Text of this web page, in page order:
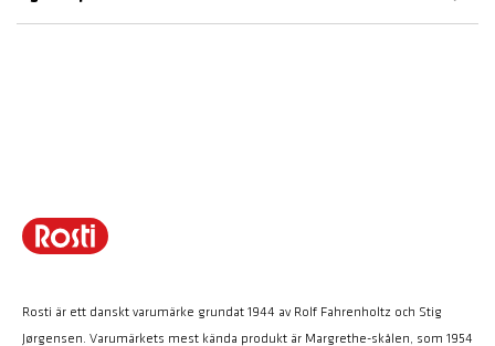
Rosti är ett danskt varumärke grundat 1944 av Rolf Fahrenholtz och Stig
Jørgensen. Varumärkets mest kända produkt är Margrethe-skålen, som 1954